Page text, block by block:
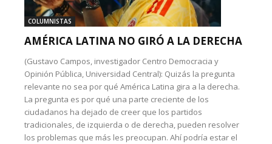
COLUMNISTAS
AMÉRICA LATINA NO GIRÓ A LA DERECHA
(Gustavo Campos, investigador Centro Democracia y
Opinión Pública, Universidad Central): Quizás la pregunta
relevante no sea por qué América Latina gira a la derecha.
La pregunta es por qué una parte creciente de los
ciudadanos ha dejado de creer que los partidos
tradicionales, de izquierda o de derecha, pueden resolver
los problemas que más les preocupan. Ahí podría estar el